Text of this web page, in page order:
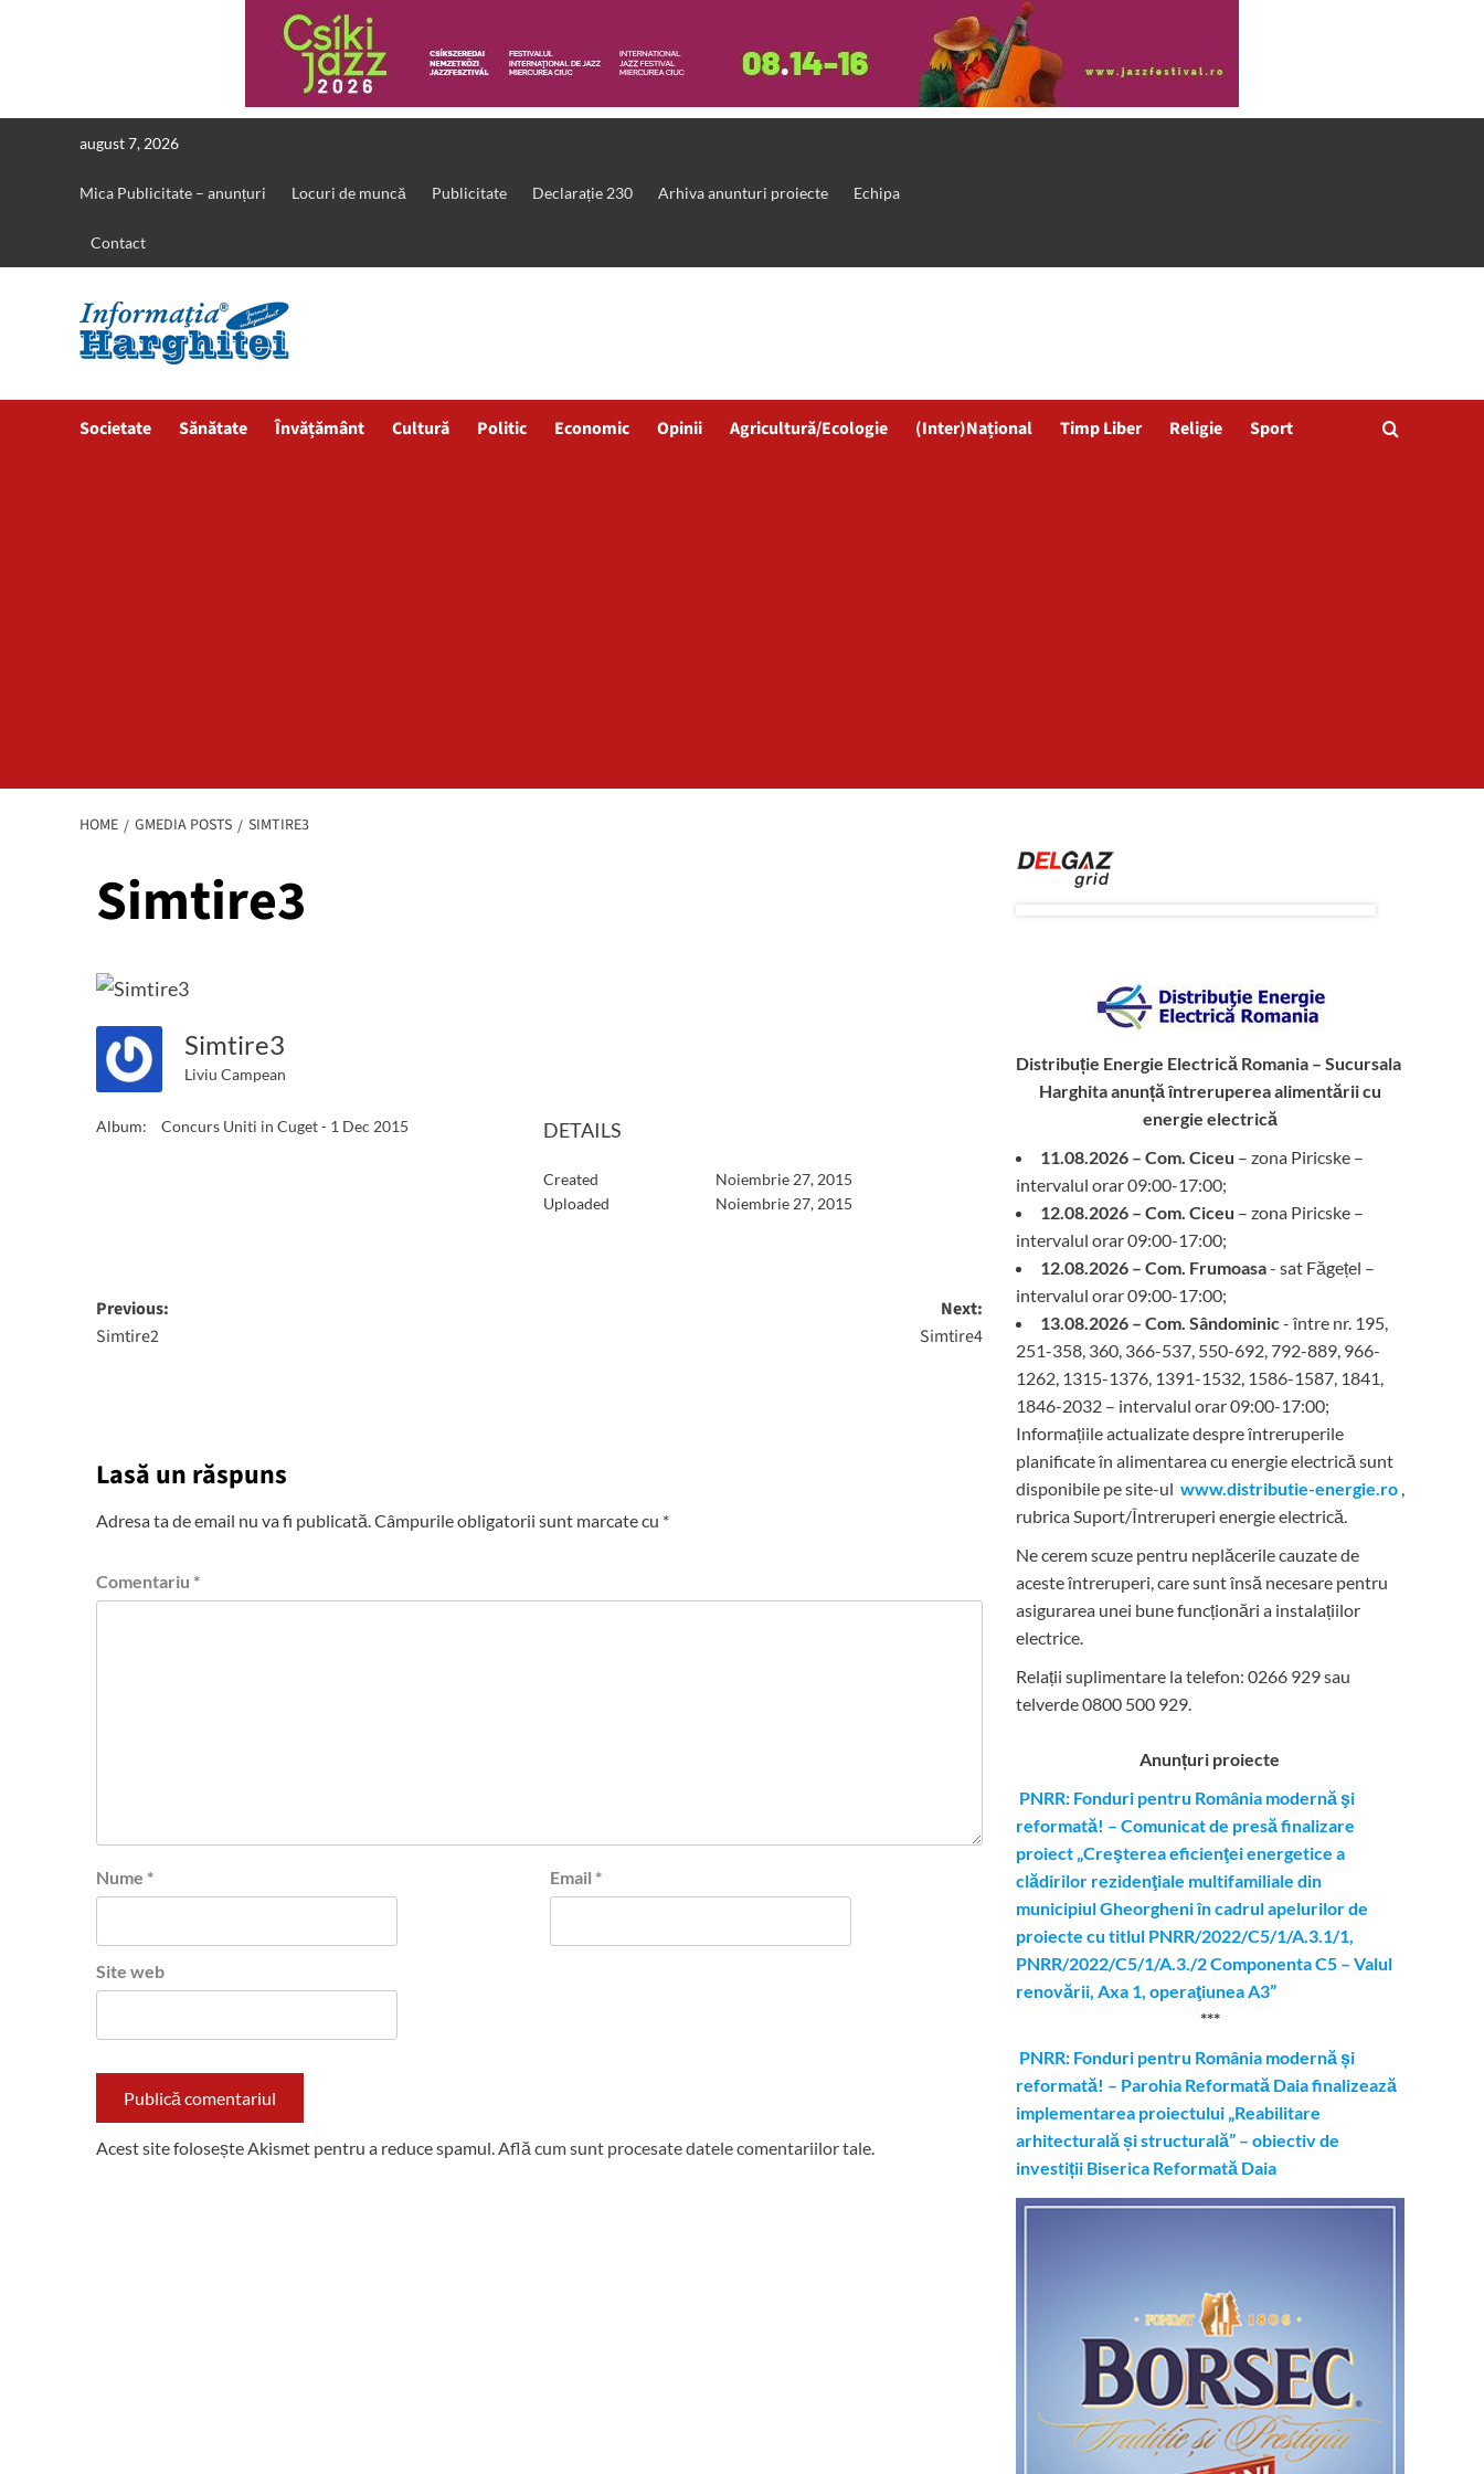
august 7, 2026
Mica Publicitate – anunțuri Locuri de muncă Publicitate Declarație 230 Arhiva anunturi proiecte Echipa
Contact
Societate Sănătate Învățământ Cultură Politic Economic Opinii Agricultură/Ecologie (Inter)Național Timp Liber Religie Sport
HOME GMEDIA POSTS SIMTIRE3
Simtire3
Simtire3
Liviu Campean
Album: Concurs Uniti in Cuget - 1 Dec 2015 DETAILS
Created
Noiembrie 27, 2015
Uploaded
Noiembrie 27, 2015
Post
navigation
Previous:
Simtire2
Next:
Simtire4
Lasă un răspuns
Adresa ta de email nu va fi publicată.Câmpurile obligatorii sunt marcate cu *
Comentariu *
Nume * Email *
Site web
Acest site folosește Akismet pentru a reduce spamul.Află cum sunt procesate datele comentariilor tale.
Distribuție Energie Electrică Romania – Sucursala
Harghitaanunță întreruperea alimentării cu
energie electrică
11.08.2026 – Com. Ciceu – zona Piricske –
intervalul orar 09:00-17:00;
12.08.2026 – Com. Ciceu – zona Piricske –
intervalul orar 09:00-17:00;
12.08.2026 – Com. Frumoasa- sat Făgețel –
intervalul orar 09:00-17:00;
13.08.2026 – Com. Sândominic- între nr. 195,
251-358, 360, 366-537, 550-692, 792-889, 966-
1262, 1315-1376, 1391-1532, 1586-1587, 1841,
1846-2032 – intervalul orar 09:00-17:00;
Informațiile actualizate despre întreruperile
planificate în alimentarea cu energie electrică sunt
disponibile pe site-ul www.distributie-energie.ro ,
rubrica Suport/Întreruperi energie electrică.
Ne cerem scuze pentru neplăcerile cauzate de
aceste întreruperi, care sunt însă necesare pentru
asigurarea unei bune funcționări a instalațiilor
electrice.
Relații suplimentare la telefon: 0266 929 sau
telverde 0800 500 929.
Anunțuri proiecte
PNRR: Fonduri pentru România modernă şi
reformată! – Comunicat de presă finalizare
proiect „Creşterea eficienţei energetice a
clădirilor rezidenţiale multifamiliale din
municipiul Gheorgheni în cadrul apelurilor de
proiecte cu titlul PNRR/2022/C5/1/A.3.1/1,
PNRR/2022/C5/1/A.3./2 Componenta C5 – Valul
renovării, Axa 1, operaţiunea A3”
***
PNRR: Fonduri pentru România modernă și
reformată! – Parohia Reformată Daia finalizează
implementarea proiectului „Reabilitare
arhitecturală și structurală” – obiectiv de
investiții Biserica Reformată Daia